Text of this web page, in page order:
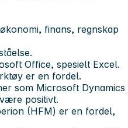
finans, regnskap
Office, spesielt Excel.
er en fordel.
som Microsoft Dynamics
positivt.
(HFM) er en fordel,